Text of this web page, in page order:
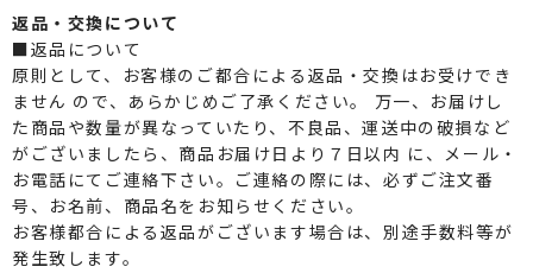
返品・交換について
■返品について
原則として、お客様のご都合による返品・交換はお受けでき
ません ので、あらかじめご了承ください。 万一、お届けし
た商品や数量が異なっていたり、不良品、運送中の破損など
がございましたら、商品お届け日より７日以内 に、メール・
お電話にてご連絡下さい。ご連絡の際には、必ずご注文番
号、お名前、商品名をお知らせください。
お客様都合による返品がございます場合は、別途手数料等が
発生致します。